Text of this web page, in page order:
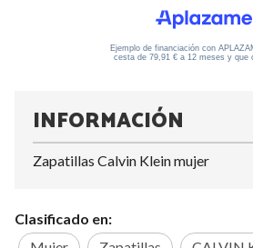
INFORMACIÓN
Zapatillas Calvin Klein mujer
Clasificado en: